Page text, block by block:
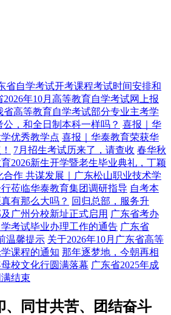
省自学考试开考课程考试时间安排和
2026年10月高等教育自学考试网上报
省高等教育自学考试部分专业主考学
公，和全日制本科一样吗？ 喜报｜华
优秀教学点 喜报｜华泰教育荣获华
7月招生考试历来了，请查收 春华秋
2026新生开学暨老生毕业典礼，丁颖
合作 共谋发展｜广东松山职业技术学
莅临华泰教育集团调研指导 自考本
有那么大吗？ 回归总部，服务升
广州分校新址正式启用 广东省考办
考试毕业办理工作的通告 广东省
温馨提示 关于2026年10月广东省高等
课程的通知 那年逐梦地，今朝再相
校文化行圆满落幕 广东省2025年成
结束
、同甘共苦、团结奋斗